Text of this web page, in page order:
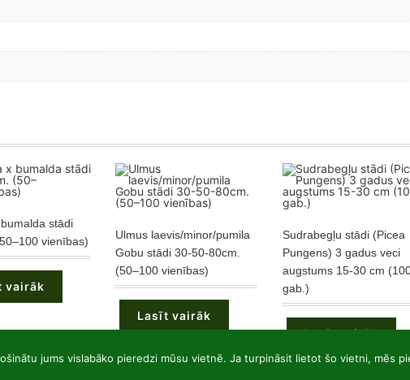
stādi
vienības)
vairāk
Ulmus laevis/minor/pumila
Gobu stādi 30-50-80cm.
(50–100 vienības)
Lasīt vairāk
Sudrabegļu stādi (Picea
Pungens) 3 gadus veci
augstums 15-30 cm
gab.)
Lasīt vairāk
jums vislabāko pieredzi mūsu vietnē. Ja turpināsit lietot šo vietni, mēs